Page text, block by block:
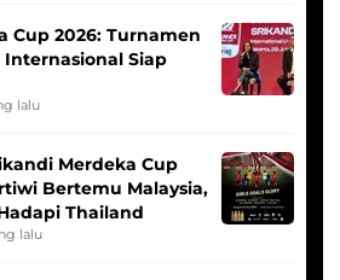
Cup 2026: Turnamen
Siap
lalu
Merdeka Cup
Bertemu Malaysia,
Thailand
lalu